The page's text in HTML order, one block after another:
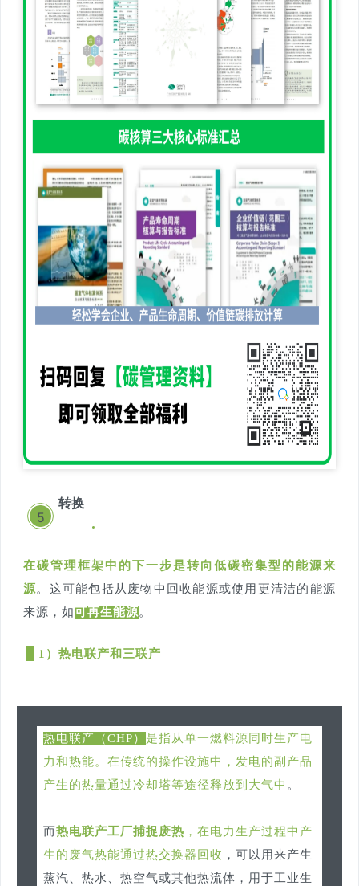
转换
5
在碳管理框架中的下一步是转向低碳密集型的能源来
源。这可能包括从废物中回收能源或使用更清洁的能源
来源，如可再生能源。
1）热电联产和三联产
热电联产（CHP） 是指从单一燃料源同时生产电
力和热能。在传统的操作设施中，发电的副产品
产生的热量通过冷却塔等途径释放到大气中 。
而热电联产工厂捕捉废热 ，在电力生产过程中产
生的废气热能通过热交换器回收 ，可以用来产生
蒸汽、热水、热空气或其他热流体，用于工业生